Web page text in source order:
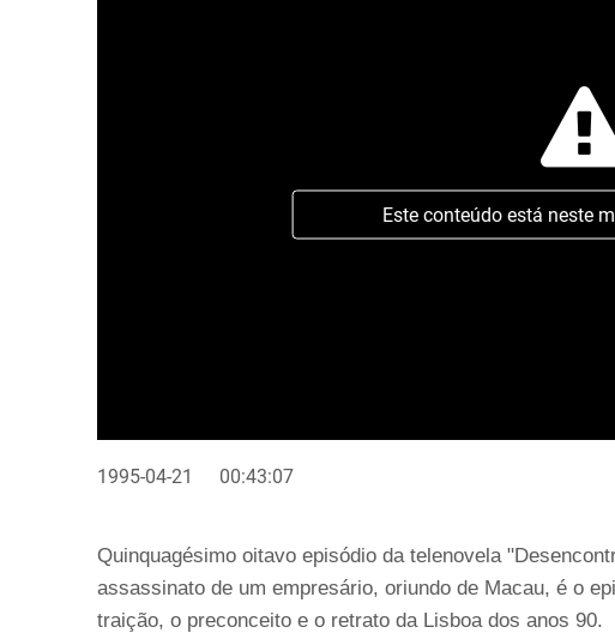
Este conteúdo está neste
1995-04-21 00:43:07
Quinquagésimo oitavo episódio da telenovela
assassinato de um empresário, oriundo de Macau, é o
traição, o preconceito e o retrato da Lisboa dos anos 90.